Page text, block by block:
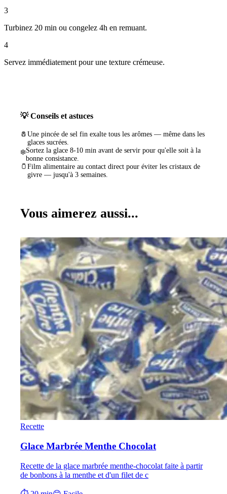
3
Turbinez 20 min ou congelez 4h en remuant.
4
Servez immédiatement pour une texture crémeuse.
💡 Conseils et astuces
🧂 Une pincée de sel fin exalte tous les arômes — même dans les
glaces sucrées.
❄️Sortez la glace 8-10 min avant de servir pour qu'elle soit à la
bonne consistance.
🫙 Film alimentaire au contact direct pour éviter les cristaux de
givre — jusqu'à 3 semaines.
Vous aimerez aussi...
Recette
Glace Marbrée Menthe Chocolat
Recette de la glace marbrée menthe-chocolat faite à partir
de bonbons à la menthe et d'un filet de c